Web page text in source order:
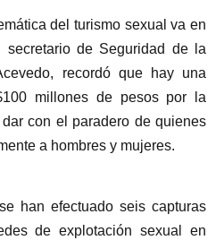
del turismo sexual va en
de Seguridad de la
recordó que hay una
millones de pesos por la
con el paradero de quienes
a hombres y mujeres.
han efectuado seis capturas
de explotación sexual en